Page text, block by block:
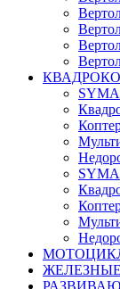
SYMA
SYMA
ЖЕЛЕЗНЫЕ